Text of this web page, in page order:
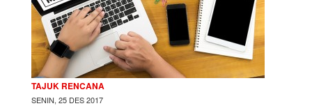
TAJUK RENCANA
SENIN, 25 DES 2017